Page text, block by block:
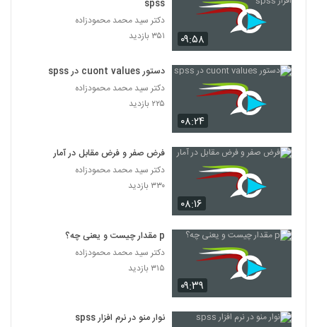
۰۹:۵۸
spss
دکتر سید محمد محمودزاده
۳۵۱ بازدید
۰۸:۲۴
دستور cuont values در spss
دکتر سید محمد محمودزاده
۲۲۵ بازدید
۰۸:۱۶
فرض صفر و فرض مقابل در آمار
دکتر سید محمد محمودزاده
۳۳۰ بازدید
۰۹:۳۹
p مقدار چیست و یعنی چه؟
دکتر سید محمد محمودزاده
۳۱۵ بازدید
نوار منو در نرم افزار spss